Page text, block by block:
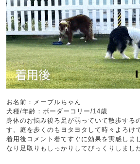
お名前：メープルちゃん
犬種/年齢：ボーダーコリー/14歳
身体のお悩み後ろ足が弱っていて散歩する
す。庭を歩くのもヨタヨタして時々よろけ
着用後コメント着てすぐに効果を実感しま
なり足取りもしっかりしてびっくりしまし